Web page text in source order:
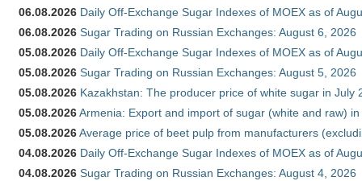
06.08.2026 Daily Off-Exchange Sugar Indexes of MOEX as of
06.08.2026 Sugar Trading on Russian Exchanges: August 6, 2026
05.08.2026 Daily Off-Exchange Sugar Indexes of MOEX as of
05.08.2026 Sugar Trading on Russian Exchanges: August 5, 2026
05.08.2026 Kazakhstan: The producer price of white sugar in July
05.08.2026Armenia: Export and import of sugar (white and raw)
05.08.2026Average price of beet pulp from manufacturers
04.08.2026 Daily Off-Exchange Sugar Indexes of MOEX as of
04.08.2026 Sugar Trading on Russian Exchanges: August 4, 2026